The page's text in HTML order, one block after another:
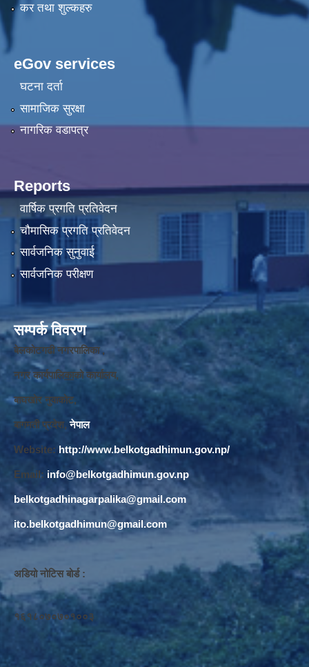
कर तथा शुल्कहरु
eGov services
घटना दर्ता
सामाजिक सुरक्षा
नागरिक वडापत्र
Reports
वार्षिक प्रगति प्रतिवेदन
चौमासिक प्रगति प्रतिवेदन
सार्वजनिक सुनुवाई
सार्वजनिक परीक्षण
सम्पर्क विवरण
बेलकोटगढी नगरपालिका ,
नगर कार्यपालिकाको कार्यालय,
बाघखोर नुवाकोट,
बागमती प्रदेश, नेपाल
Website: http://www.belkotgadhimun.gov.np/
Email: info@belkotgadhimun.gov.np
belkotgadhinagarpalika@gmail.com
ito.belkotgadhimun@gmail.com
अडियो नोटिस बोर्ड :
१६१८०७०७०१००३